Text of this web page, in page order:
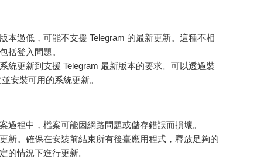
本過低，可能不支援 Telegram 的最新更新。這種不相
括登入問題。
統更新到支援 Telegram 最新版本的要求。可以透過裝
安裝可用的系統更新。
過程中，檔案可能因網路問題或儲存錯誤而損壞。
新。確保在安裝前結束所有後臺應用程式，釋放足夠的
的情況下進行更新。